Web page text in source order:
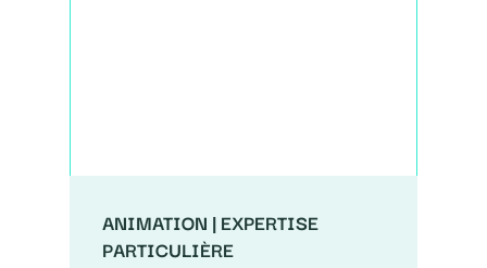
ANIMATION | EXPERTISE
PARTICULIÈRE